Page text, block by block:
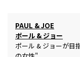
PAUL & JOE
ポール & ジョー
ポール & ジョーが目